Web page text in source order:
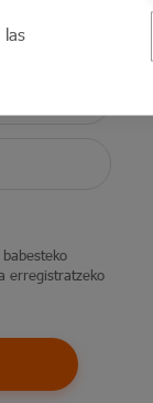
erregistratzeko
las